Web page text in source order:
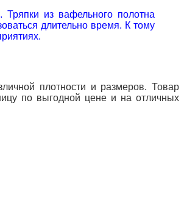
из вафельного полотна
длительно время. К тому
плотности и размеров. Товар
по выгодной цене и на отличных